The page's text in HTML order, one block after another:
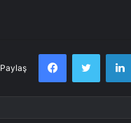
Paylaş
FacebookTwitter